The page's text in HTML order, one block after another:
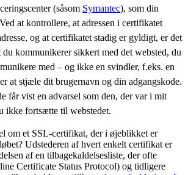
(såsom Symantec), som din
at kontrollere, at adressen i certifikatet
og at certifikatet stadig er gyldigt, er det
kommunikerer sikkert med det websted, du
med – og ikke en svindler, f.eks. en
at stjæle dit brugernavn og din adgangskode.
får vist en advarsel som den, der var i mit
ikke fortsætte til webstedet.
om et SSL-certifikat, der i øjeblikket er
Udstederen af hvert enkelt certifikat er
af en tilbagekaldelsesliste, der ofte
Certificate Status Protocol) og tidligere